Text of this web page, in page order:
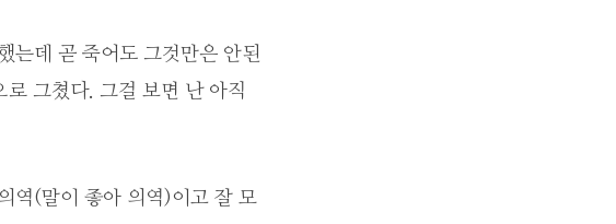
는데 곧 죽어도 그것만은 안된
그쳤다. 그걸 보면 난 아직
역(말이 좋아 의역)이고 잘 모